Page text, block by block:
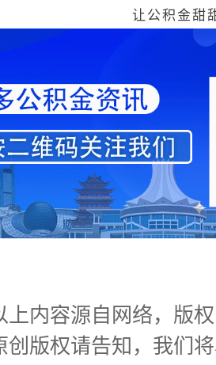
让公积金甜
上内容源自网络，版
创版权请告知，我们